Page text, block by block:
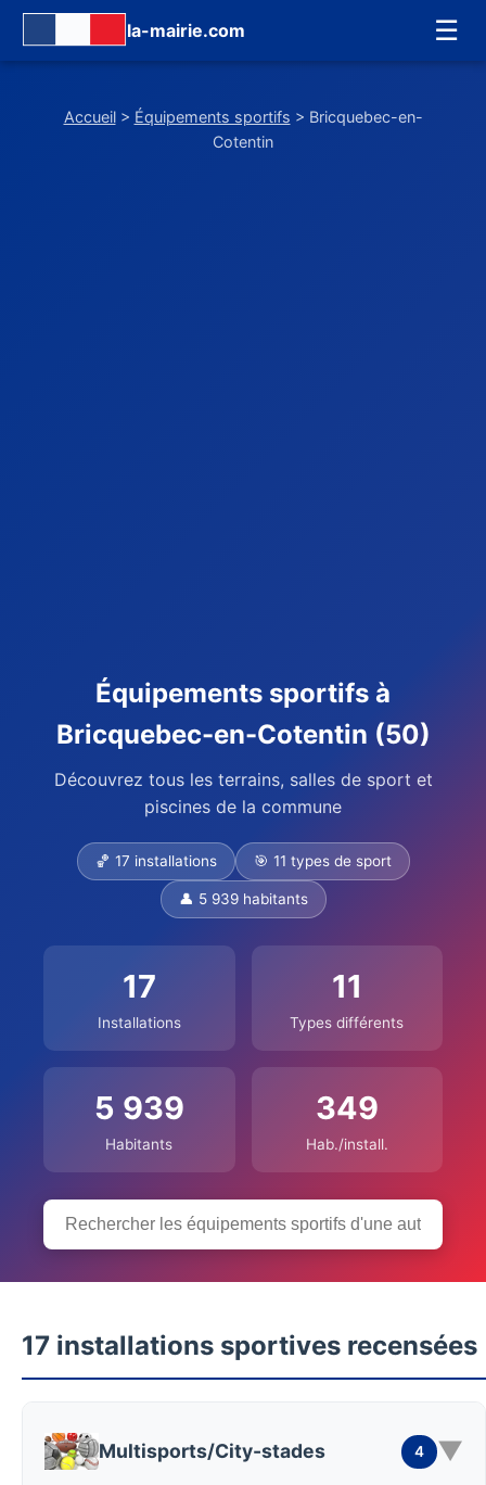
la-mairie.com ☰
Accueil> Équipements sportifs > Bricquebec-en-
Cotentin
Équipements sportifs à
Bricquebec-en-Cotentin (50)
Découvrez tous les terrains, salles de sport et
piscines de la commune
🏀 17 installations 🎯 11 types de sport
👤 5 939 habitants
17
Installations
11
Types différents
5 939
Habitants
349
Hab./install.
17 installations sportives recensées
Multisports/City-stades 4 ▼